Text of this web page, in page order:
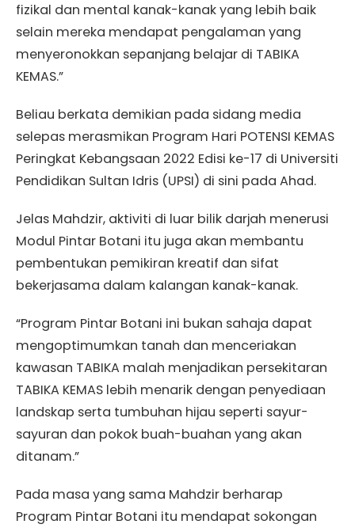
fizikal dan mental kanak-kanak yang lebih baik
selain mereka mendapat pengalaman yang
menyeronokkan sepanjang belajar di TABIKA
KEMAS.”
Beliau berkata demikian pada sidang media
selepas merasmikan Program Hari POTENSI KEMAS
Peringkat Kebangsaan 2022 Edisi ke-17 di Universiti
Pendidikan Sultan Idris (UPSI) di sini pada Ahad.
Jelas Mahdzir, aktiviti di luar bilik darjah menerusi
Modul Pintar Botani itu juga akan membantu
pembentukan pemikiran kreatif dan sifat
bekerjasama dalam kalangan kanak-kanak.
“Program Pintar Botani ini bukan sahaja dapat
mengoptimumkan tanah dan menceriakan
kawasan TABIKA malah menjadikan persekitaran
TABIKA KEMAS lebih menarik dengan penyediaan
landskap serta tumbuhan hijau seperti sayur-
sayuran dan pokok buah-buahan yang akan
ditanam.”
Pada masa yang sama Mahdzir berharap
Program Pintar Botani itu mendapat sokongan